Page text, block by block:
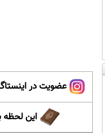
عضویت در
این لحظه